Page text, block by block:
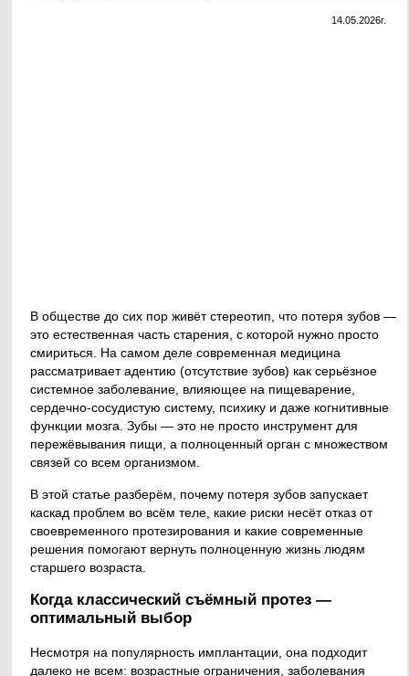
14.05.2026г.
В обществе до сих пор живёт стереотип, что потеря зубов —
это естественная часть старения, с которой нужно просто
смириться. На самом деле современная медицина
рассматривает адентию (отсутствие зубов) как серьёзное
системное заболевание, влияющее на пищеварение,
сердечно-сосудистую систему, психику и даже когнитивные
функции мозга. Зубы — это не просто инструмент для
пережёвывания пищи, а полноценный орган с множеством
связей со всем организмом.
В этой статье разберём, почему потеря зубов запускает
каскад проблем во всём теле, какие риски несёт отказ от
своевременного протезирования и какие современные
решения помогают вернуть полноценную жизнь людям
старшего возраста.
Когда классический съёмный протез —
оптимальный выбор
Несмотря на популярность имплантации, она подходит
далеко не всем: возрастные ограничения, заболевания